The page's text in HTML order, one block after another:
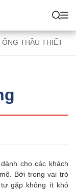
THẦU THIẾT
cho các khách
Bởi trong vai trò
gặp không ít khó